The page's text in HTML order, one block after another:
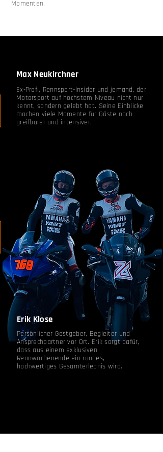
Momenten.
Erik Klose
Persönlicher Gastgeber, Begleiter und
Ansprechpartner vor Ort. Erik sorgt dafür,
dass aus einem exklusiven
Rennwochenende ein rundes,
hochwertiges Gesamterlebnis wird.
Ex-Profi, Rennsport-Insider und jemand, der
Motorsport auf höchstem Niveau nicht nur
kennt, sondern gelebt hat. Seine Einblicke
machen viele Momente für Gäste noch
greifbarer und intensiver.
Max Neukirchner